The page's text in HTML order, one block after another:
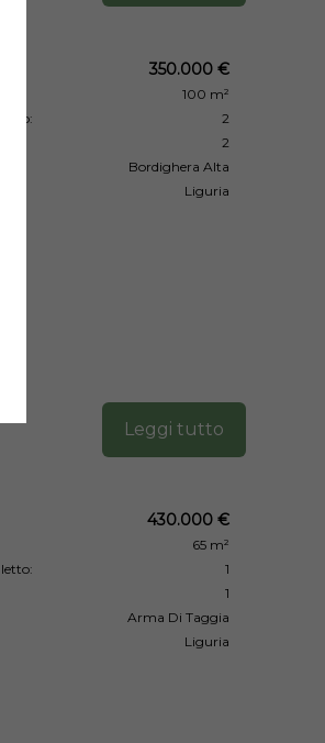
350.000 €
100 m²
letto:
2
2
Bordighera Alta
Liguria
Leggi tutto
430.000 €
65 m²
1
1
Arma Di Taggia
Liguria